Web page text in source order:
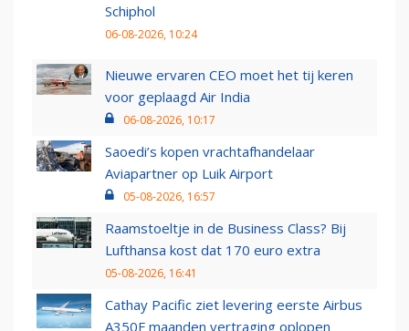
Schiphol
06-08-2026, 10:24
Nieuwe ervaren CEO moet het tij keren
voor geplaagd Air India
06-08-2026, 10:17
Saoedi’s kopen vrachtafhandelaar
Aviapartner op Luik Airport
05-08-2026, 16:57
Raamstoeltje in de Business Class? Bij
Lufthansa kost dat 170 euro extra
05-08-2026, 16:41
Cathay Pacific ziet levering eerste Airbus
A350F maanden vertraging oplopen